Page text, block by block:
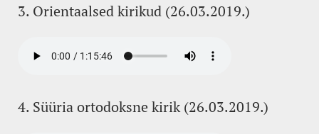
3. Orientaalsed kirikud (26.03.2019.)
4. Süüria ortodoksne kirik (26.03.2019.)